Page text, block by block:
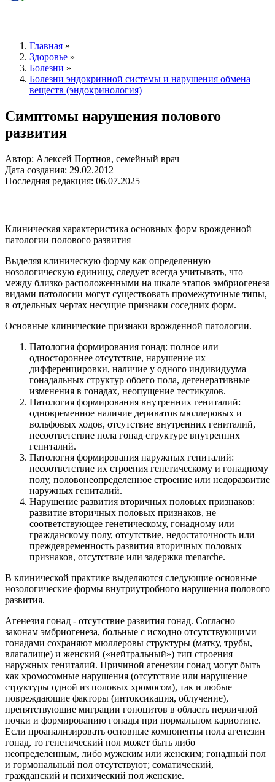
Главная »
Здоровье »
Болезни »
Болезни эндокринной системы и нарушения обмена
веществ (эндокринология)
Симптомы нарушения полового
развития
Автор: Алексей Портнов, семейный врач
Дата создания: 29.02.2012
Последняя редакция: 06.07.2025
Клиническая характеристика основных форм врожденной
патологии полового развития
Выделяя клиническую форму как определенную
нозологическую единицу, следует всегда учитывать, что
между близко расположенными на шкале этапов эмбриогенеза
видами патологии могут существовать промежуточные типы,
в отдельных чертах несущие признаки соседних форм.
Основные клинические признаки врожденной патологии.
Патология формирования гонад: полное или
одностороннее отсутствие, нарушение их
дифференцировки, наличие у одного индивидуума
гонадальных структур обоего пола, дегенеративные
изменения в гонадах, неопущение тестикулов.
Патология формирования внутренних гениталий:
одновременное наличие дериватов мюллеровых и
вольфовых ходов, отсутствие внутренних гениталий,
несоответствие пола гонад структуре внутренних
гениталий.
Патология формирования наружных гениталий:
несоответствие их строения генетическому и гонадному
полу, половонеопределенное строение или недоразвитие
наружных гениталий.
Нарушение развития вторичных половых признаков:
развитие вторичных половых признаков, не
соответствующее генетическому, гонадному или
гражданскому полу, отсутствие, недостаточность или
преждевременность развития вторичных половых
признаков, отсутствие или задержка menarche.
В клинической практике выделяются следующие основные
нозологические формы внутриутробного нарушения полового
развития.
Агенезия гонад - отсутствие развития гонад. Согласно
законам эмбриогенеза, больные с исходно отсутствующими
гонадами сохраняют мюллеровы структуры (матку, трубы,
влагалище) и женский («нейтральный») тип строения
наружных гениталий. Причиной агенезии гонад могут быть
как хромосомные нарушения (отсутствие или нарушение
структуры одной из половых хромосом), так и любые
повреждающие факторы (интоксикация, облучение),
препятствующие миграции гоноцитов в область первичной
почки и формированию гонады при нормальном кариотипе.
Если проанализировать основные компоненты пола агенезии
гонад, то генетический пол может быть либо
неопределенным, либо мужским или женским; гонадный пол
и гормональный пол отсутствуют; соматический,
гражданский и психический пол женские.